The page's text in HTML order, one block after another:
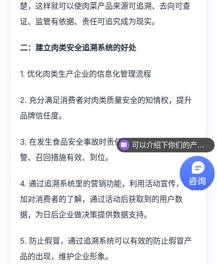
楚，这样就可以使肉菜产品来源可追溯、去向可查
证、监管有依据、责任可追究成为现实。
二：建立肉类安全追溯系统的好处
1. 优化肉类生产企业的信息化管理流程
2. 充分满足消费者对肉类质量安全的知情权，提升
品牌信任度。
3. 在发生食品安全事故时责任追究准确、及时、预
警、召回措施有效、到位。
4. 通过追溯系统里的营销功能，利用活动宣传，增
加对消费者的了解，通过活动后获取到的用户数
据，为日后企业做决策提供数据支持。
5. 防止假冒，通过追溯系统可以有效的防止假冒产
品的出现，维护企业形象。
可以介绍下你们的产品么？